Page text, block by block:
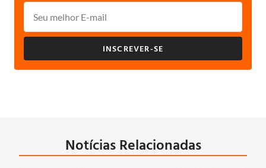
INSCREVER-SE
Notícias Relacionadas